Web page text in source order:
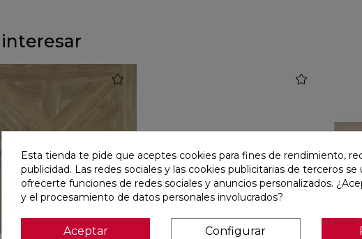
favorite
Esta tienda te pide que aceptes cookies para fines de rendimiento,
publicidad. Las redes sociales y las cookies publicitarias de terceros se
ofrecerte funciones de redes sociales y anuncios personalizados.
y el procesamiento de datos personales involucrados?
Aceptar Configurar